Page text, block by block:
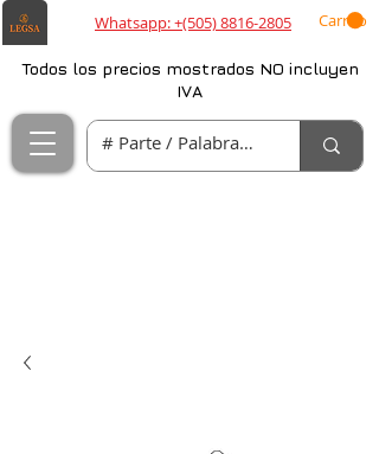
Whatsapp: +(505) 8816-2805 Carrito
Todos los precios mostrados NO incluyen
IVA